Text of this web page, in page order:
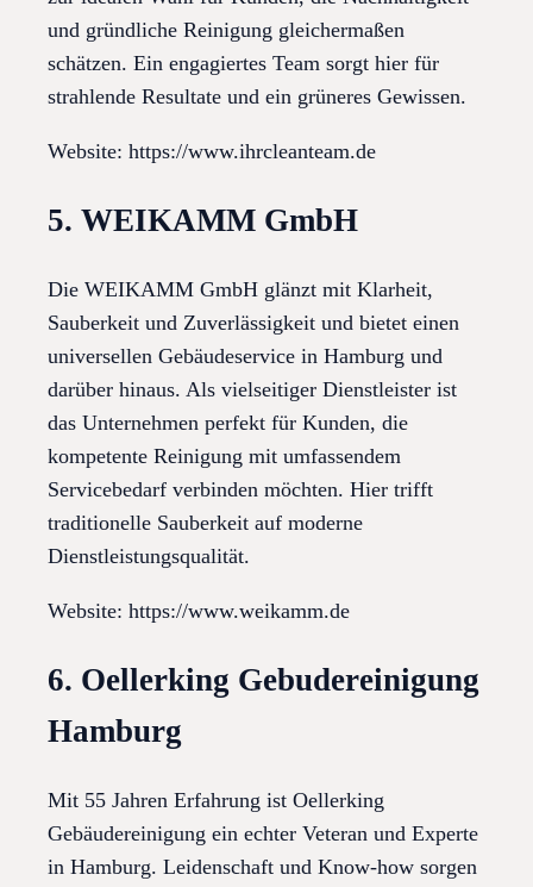
und gründliche Reinigung gleichermaßen
schätzen. Ein engagiertes Team sorgt hier für
strahlende Resultate und ein grüneres Gewissen.
Website: https://www.ihrcleanteam.de
5. WEIKAMM GmbH
Die WEIKAMM GmbH glänzt mit Klarheit,
Sauberkeit und Zuverlässigkeit und bietet einen
universellen Gebäudeservice in Hamburg und
darüber hinaus. Als vielseitiger Dienstleister ist
das Unternehmen perfekt für Kunden, die
kompetente Reinigung mit umfassendem
Servicebedarf verbinden möchten. Hier trifft
traditionelle Sauberkeit auf moderne
Dienstleistungsqualität.
Website: https://www.weikamm.de
6. Oellerking Gebudereinigung
Hamburg
Mit 55 Jahren Erfahrung ist Oellerking
Gebäudereinigung ein echter Veteran und Experte
in Hamburg. Leidenschaft und Know-how sorgen